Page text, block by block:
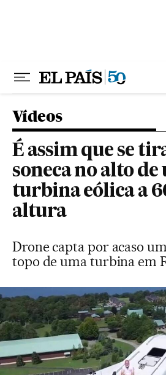
Vídeos
É assim que se
soneca no alto de
turbina eólica a
altura
Drone capta por acaso
topo de uma turbina em